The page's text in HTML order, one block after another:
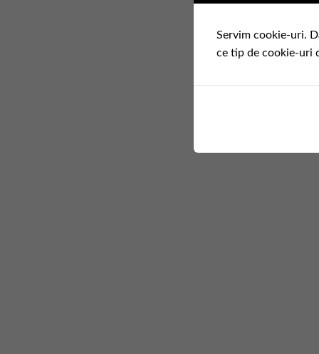
Servim cookie-uri.
ce tip de cookie-uri